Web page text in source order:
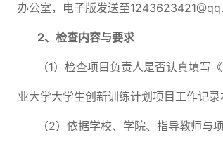
办公室，电子版发送至
2、检查内容与要求
（1）检查项目负责人是否认真填
业大学大学生创新训练计划项目工作记
（2）依据学校、学院、指导教师